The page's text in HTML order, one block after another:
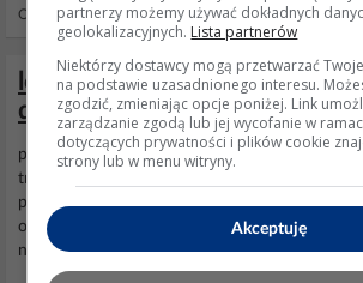
Odpowiedzi: 20 Wyświetleń: 2214
lodówka - doradźcie co jest
drzwiami
po zamknięciu lodówkidrzwi zostają zasysane
trzeba odczekać co najmniej 20 sekund,żeby
ponownie otworzyć. zaraz po zamknięciu nie
oderwać, czy to normalne czy też może jakaś
nowa
partnerzy możemy używać dokładnych
geolokalizacyjnych. Lista partnerów
Niektórzy dostawcy mogą przetwarzać
na podstawie uzasadnionego interesu.
zgodzić, zmieniając opcje poniżej. Link
zarządzanie zgodą lub jej wycofanie w
dotyczących prywatności i plików cookie
strony lub w menu witryny.
Akceptuję